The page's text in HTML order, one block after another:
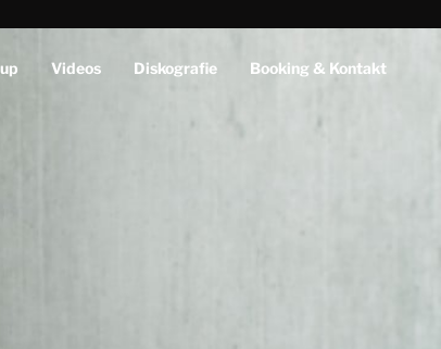
Videos Diskografie Booking & Kontakt